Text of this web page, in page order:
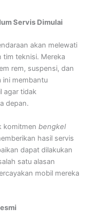
Servis Dimulai
akan melewati
tim teknisi. Mereka
rem, suspensi, dan
ini membantu
agar tidak
depan.
komitmen bengkel
hasil servis
dapat dilakukan
satu alasan
mobil mereka